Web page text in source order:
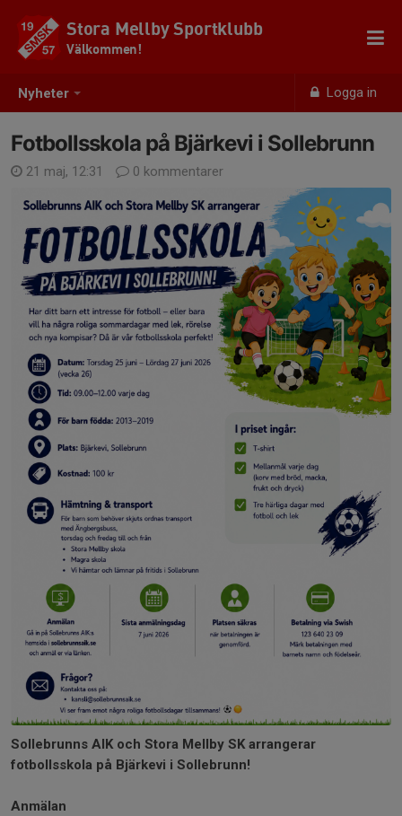
Nyheter Logga in
Stora Mellby Sportklubb
Välkommen!
Fotbollsskola på Bjärkevi i Sollebrunn
21 maj, 12:31 0 kommentarer
Sollebrunns AIK och Stora Mellby SK arrangerar
fotbollsskola på Bjärkevi i Sollebrunn!
Anmälan